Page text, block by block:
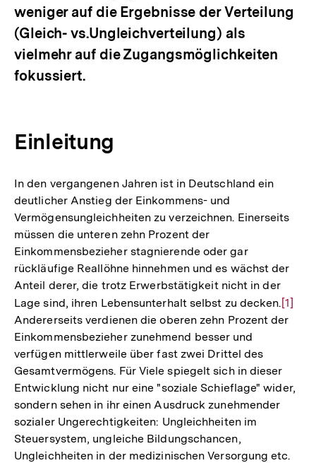
weniger auf die Ergebnisse der Verteilung
(Gleich- vs.Ungleichverteilung) als
vielmehr auf die Zugangsmöglichkeiten
fokussiert.
Einleitung
In den vergangenen Jahren ist in Deutschland ein
deutlicher Anstieg der Einkommens- und
Vermögensungleichheiten zu verzeichnen. Einerseits
müssen die unteren zehn Prozent der
Einkommensbezieher stagnierende oder gar
rückläufige Reallöhne hinnehmen und es wächst der
Anteil derer, die trotz Erwerbstätigkeit nicht in der
Lage sind, ihren Lebensunterhalt selbst zu decken. Zur
[1]
Andererseits verdienen die oberen zehn Prozent der
Einkommensbezieher zunehmend besser und
verfügen mittlerweile über fast zwei Drittel des
Gesamtvermögens. Für Viele spiegelt sich in dieser
Entwicklung nicht nur eine "soziale Schieflage" wider,
sondern sehen in ihr einen Ausdruck zunehmender
sozialer Ungerechtigkeiten: Ungleichheiten im
Steuersystem, ungleiche Bildungschancen,
Ungleichheiten in der medizinischen Versorgung etc.